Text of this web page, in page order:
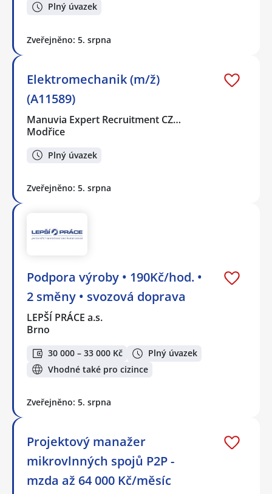
Plný úvazek
Zveřejněno: 5. srpna
Elektromechanik (m/ž)
(A11589)
Manuvia Expert Recruitment CZ…
Modřice
Plný úvazek
Zveřejněno: 5. srpna
Podpora výroby • 190Kč/hod. •
2 směny • svozová doprava
LEPŠÍ PRÁCE a.s.
Brno
30 000 – 33 000 Kč
Plný úvazek
Vhodné také pro cizince
Zveřejněno: 5. srpna
Projektový manažer
mikrovlnných spojů P2P -
mzda až 64 000 Kč/měsíc